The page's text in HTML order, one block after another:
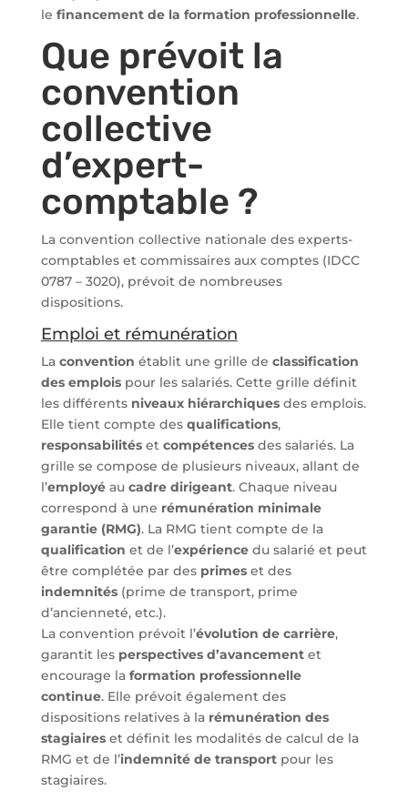
le financement de la formation professionnelle.
Que prévoit la
convention
collective
d’expert-
comptable ?
La convention collective nationale des experts-
comptables et commissaires aux comptes (IDCC
0787 – 3020), prévoit de nombreuses
dispositions.
Emploi et rémunération
La convention établit une grille de classification
des emploispour les salariés. Cette grille définit
les différents niveaux hiérarchiquesdes emplois.
Elle tient compte des qualifications,
responsabilitéset compétencesdes salariés. La
grille se compose de plusieurs niveaux, allant de
l’employéau cadre dirigeant. Chaque niveau
correspond à une rémunération minimale
garantie (RMG). La RMG tient compte de la
qualification et de l’expériencedu salarié et peut
être complétée par des primeset des
indemnités(prime de transport, prime
d’ancienneté, etc.).
La convention prévoit l’évolution de carrière,
garantit les perspectives d’avancementet
encourage la formation professionnelle
continue. Elle prévoit également des
dispositions relatives à la rémunération des
stagiaireset définit les modalités de calcul de la
RMG et de l’indemnité de transportpour les
stagiaires.